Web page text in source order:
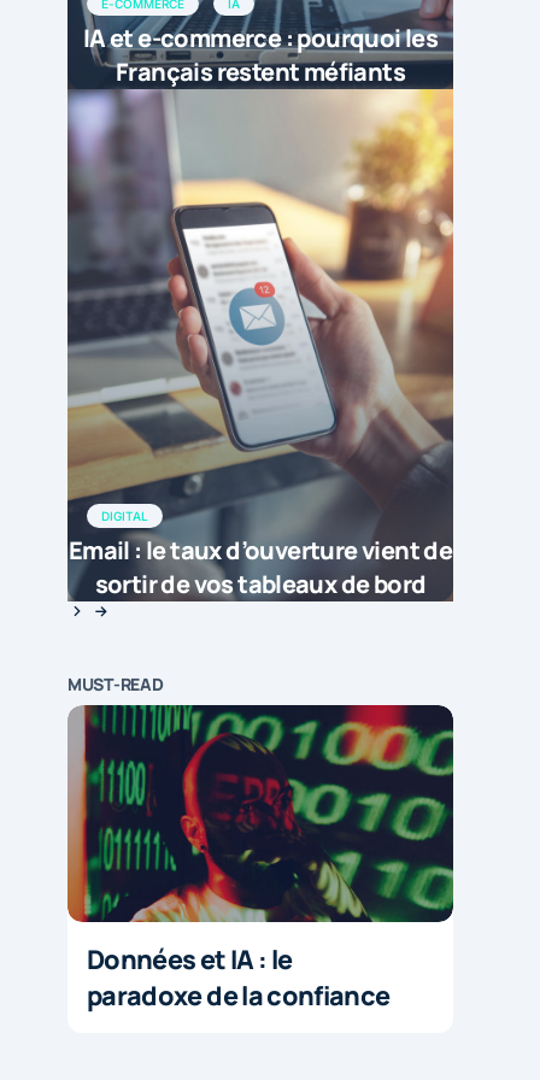
E-COMMERCE IA
IA et e-commerce : pourquoi les
Français restent méfiants
DIGITAL
Email : le taux d’ouverture vient de
sortir de vos tableaux de bord
MUST-READ
Données et IA : le
paradoxe de la confiance